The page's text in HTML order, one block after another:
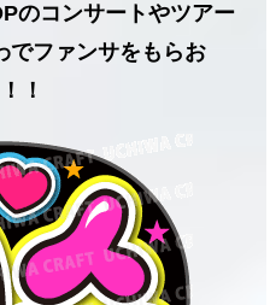
のコンサートやツアー
でファンサをもらお
！